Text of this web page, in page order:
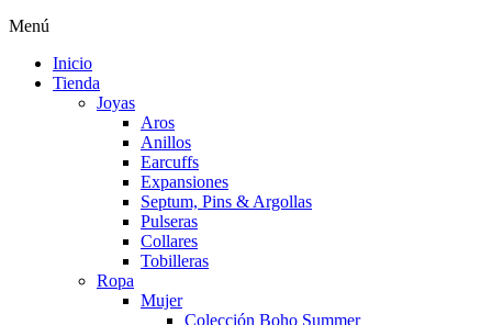
Menú
Inicio
Tienda
Joyas
Aros
Anillos
Earcuffs
Expansiones
Septum, Pins & Argollas
Pulseras
Collares
Tobilleras
Ropa
Mujer
Colección Boho Summer